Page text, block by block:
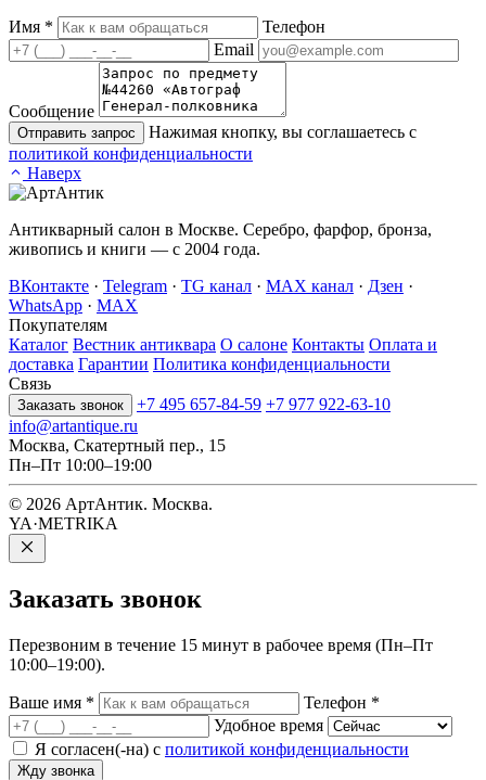
Имя *
Телефон
Email
Сообщение
Отправить запрос
Нажимая кнопку, вы соглашаетесь с
политикой конфиденциальности
Наверх
Антикварный салон в Москве. Серебро, фарфор, бронза,
живопись и книги — с 2004 года.
ВКонтакте · Telegram · TG канал · MAX канал · Дзен ·
WhatsApp · MAX
Покупателям
Каталог Вестник антиквара О салоне Контакты Оплата и
доставка Гарантии Политика конфиденциальности
Связь
Заказать звонок +7 495 657-84-59 +7 977 922-63-10
info@artantique.ru
Москва, Скатертный пер., 15
Пн–Пт 10:00–19:00
© 2026 АртАнтик. Москва.
YA·METRIKA
Заказать звонок
Перезвоним в течение 15 минут в рабочее время (Пн–Пт
10:00–19:00).
Ваше имя * Телефон *
Удобное время
Я согласен(-на) с политикой конфиденциальности
Жду звонка